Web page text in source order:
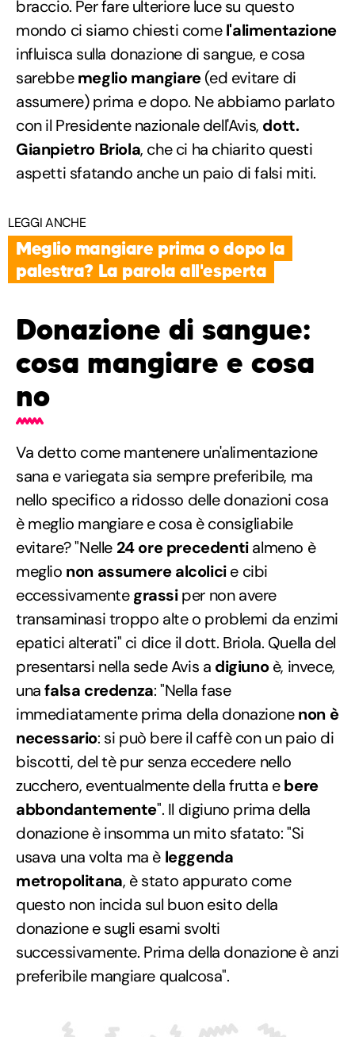
braccio. Per fare ulteriore luce su questo
mondo ci siamo chiesti comel'alimentazione
influisca sulla donazione di sangue, e cosa
sarebbemeglio mangiare(ed evitare di
assumere) prima e dopo. Ne abbiamo parlato
con il Presidente nazionale dell'Avis, dott.
Gianpietro Briola, che ci ha chiarito questi
aspetti sfatando anche un paio di falsi miti.
LEGGI ANCHE
Meglio mangiare prima o dopo la
palestra? La parola all'esperta
Donazione di sangue:
cosa mangiare e cosa
no
Va detto come mantenere un'alimentazione
sana e variegata sia sempre preferibile, ma
nello specifico a ridosso delle donazioni cosa
è meglio mangiare e cosa è consigliabile
evitare? "Nelle 24 ore precedentialmeno è
meglio non assumere alcolicie cibi
eccessivamentegrassiper non avere
transaminasi troppo alte o problemi da enzimi
epatici alterati" ci dice il dott. Briola. Quella del
presentarsi nella sede Avis a digiunoè, invece,
unafalsa credenza: "Nella fase
immediatamente prima della donazionenon è
necessario: si può bere il caffè con un paio di
biscotti, del tè pur senza eccedere nello
zucchero, eventualmente della frutta ebere
abbondantemente". Il digiuno prima della
donazione è insomma un mito sfatato: "Si
usava una volta ma è leggenda
metropolitana, è stato appurato come
questo non incida sul buon esito della
donazione e sugli esami svolti
successivamente. Prima della donazione è anzi
preferibile mangiare qualcosa".